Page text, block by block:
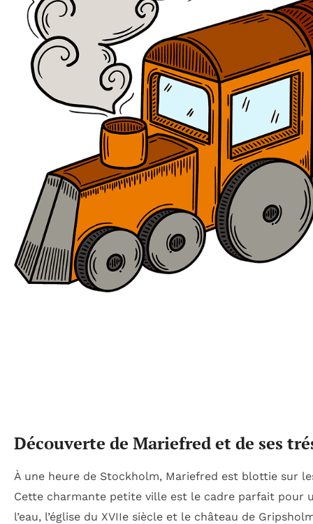
Découverte de Mariefred et de ses
À une heure de Stockholm, Mariefred est blottie sur
Cette charmante petite ville est le cadre parfait pour
l’eau, l’église du XVIIe siècle et le château de